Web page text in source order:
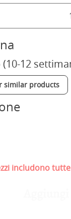
12
similar products
includono